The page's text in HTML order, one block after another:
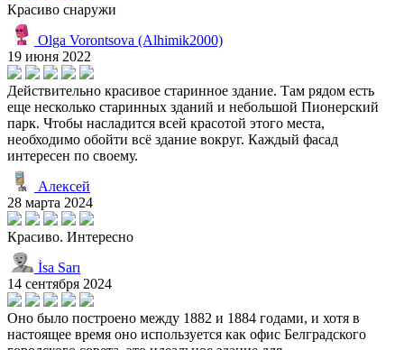
Красиво снаружи
Olga Vorontsova (Alhimik2000)
19 июня 2022
Действительно красивое старинное здание. Там рядом есть
еще несколько старинных зданий и небольшой Пионерский
парк. Чтобы насладится всей красотой этого места,
необходимо обойти всё здание вокруг. Каждый фасад
интересен по своему.
Алексей
28 марта 2024
Красиво. Интересно
İsa Sarı
14 сентября 2024
Оно было построено между 1882 и 1884 годами, и хотя в
настоящее время оно используется как офис Белградского